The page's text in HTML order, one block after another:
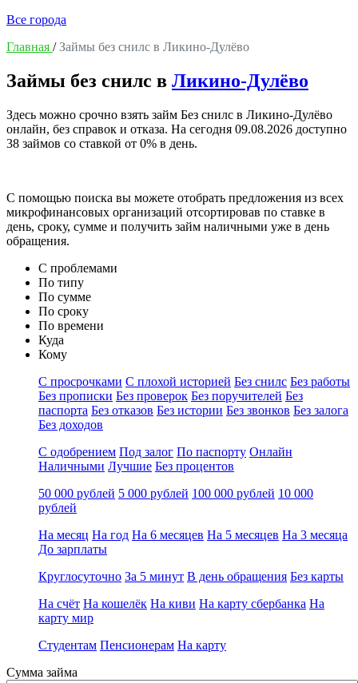
Все города
Главная /Займы без снилс в Ликино-Дулёво
Займы без снилс в Ликино-Дулёво
Здесь можно срочно взять займ Без снилс в Ликино-Дулёво
онлайн, без справок и отказа. На сегодня 09.08.2026 доступно
38 займов со ставкой от 0% в день.
С помощью поиска вы можете отобрать предложения из всех
микрофинансовых организаций отсортировав по ставке в
день, сроку, сумме и получить займ наличными уже в день
обращения.
С проблемами
По типу
По сумме
По сроку
По времени
Куда
Кому
С просрочками С плохой историей Без снилс Без работы
Без прописки Без проверок Без поручителей Без
паспорта Без отказов Без истории Без звонков Без залога
Без доходов
С одобрением Под залог По паспорту Онлайн
Наличными Лучшие Без процентов
50 000 рублей 5 000 рублей 100 000 рублей 10 000
рублей
На месяц На год На 6 месяцев На 5 месяцев На 3 месяца
До зарплаты
Круглосуточно За 5 минут В день обращения Без карты
На счёт На кошелёк На киви На карту сбербанка На
карту мир
Студентам Пенсионерам На карту
Сумма займа